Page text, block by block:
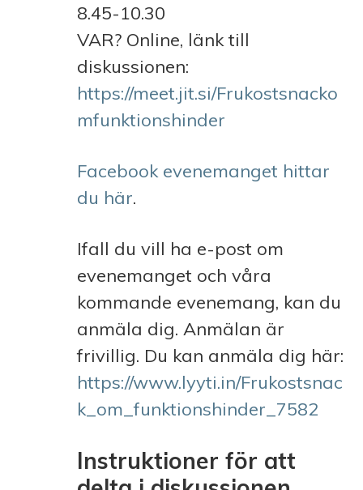
8.45-10.30
VAR? Online, länk till
diskussionen:
https://meet.jit.si/Frukostsnacko
mfunktionshinder
Facebook evenemanget hittar
du här.
Ifall du vill ha e-post om
evenemanget och våra
kommande evenemang, kan du
anmäla dig. Anmälan är
frivillig. Du kan anmäla dig här:
https://www.lyyti.in/Frukostsnac
k_om_funktionshinder_7582
Instruktioner för att